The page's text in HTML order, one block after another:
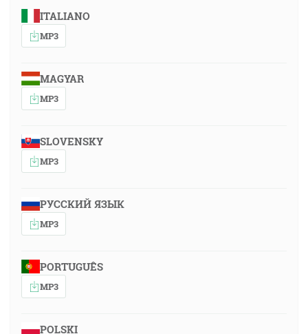
ITALIANO
MP3
MAGYAR
MP3
SLOVENSKY
MP3
РУССКИЙ ЯЗЫК
MP3
PORTUGUÊS
MP3
POLSKI